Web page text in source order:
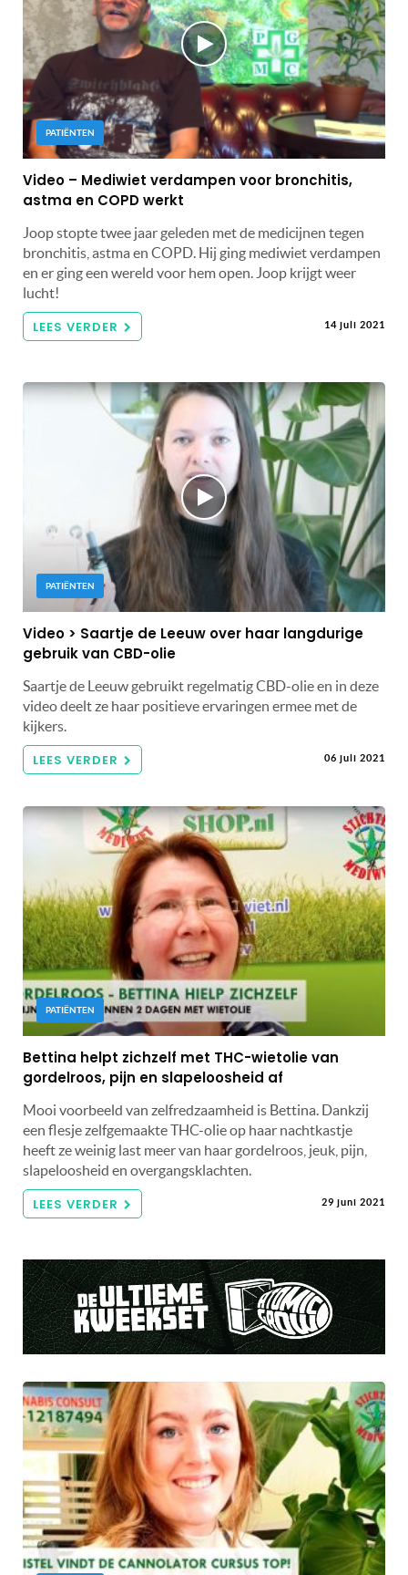
PATIËNTEN
Video – Mediwiet verdampen voor bronchitis,
astma en COPD werkt
Joop stopte twee jaar geleden met de medicijnen tegen
bronchitis, astma en COPD. Hij ging mediwiet verdampen
en er ging een wereld voor hem open. Joop krijgt weer
lucht!
LEES VERDER 14 juli 2021
PATIËNTEN
Video > Saartje de Leeuw over haar langdurige
gebruik van CBD-olie
Saartje de Leeuw gebruikt regelmatig CBD-olie en in deze
video deelt ze haar positieve ervaringen ermee met de
kijkers.
LEES VERDER 06 juli 2021
PATIËNTEN
Bettina helpt zichzelf met THC-wietolie van
gordelroos, pijn en slapeloosheid af
Mooi voorbeeld van zelfredzaamheid is Bettina. Dankzij
een flesje zelfgemaakte THC-olie op haar nachtkastje
heeft ze weinig last meer van haar gordelroos, jeuk, pijn,
slapeloosheid en overgangsklachten.
LEES VERDER 29 juni 2021